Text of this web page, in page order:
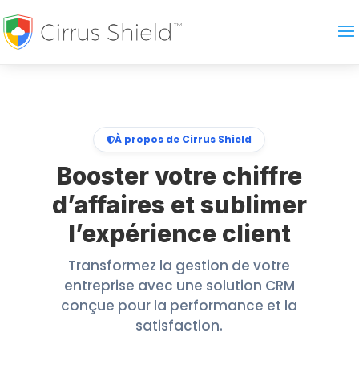
À propos de Cirrus Shield
Booster votre chiffre
d’affaires et sublimer
l’expérience client
Transformez la gestion de votre
entreprise avec une solution CRM
conçue pour la performance et la
satisfaction.